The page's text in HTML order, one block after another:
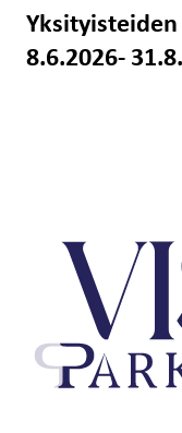
8.6.2026-